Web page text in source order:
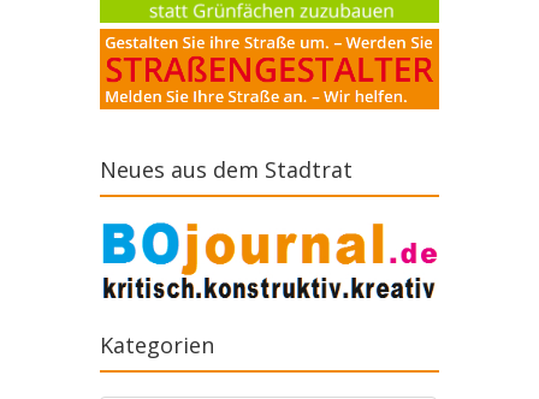
Neues aus dem Stadtrat
Kategorien